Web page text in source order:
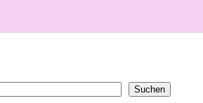
Suchen